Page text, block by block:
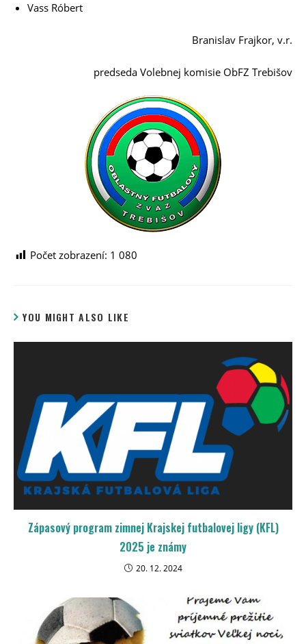
Vass Róbert
Branislav Frajkor, v.r.
predseda Volebnej komisie ObFZ Trebišov
Počet zobrazení: 1 080
YOU MIGHT ALSO LIKE
Zápasový program zimnej Krajskej futbalovej ligy (KFL)
2025 je známy
20. 12. 2024